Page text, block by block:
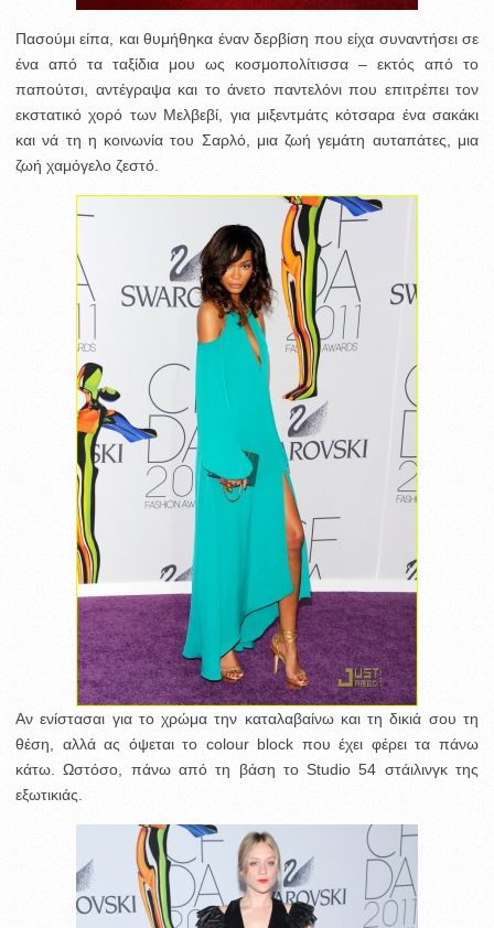
Πασούμι είπα, και θυμήθηκα έναν δερβίση που είχα συναντήσει σε
ένα από τα ταξίδια μου ως κοσμοπολίτισσα – εκτός από το
παπούτσι, αντέγραψα και το άνετο παντελόνι που επιτρέπει τον
εκστατικό χορό των Μελβεβί, για μιξεντμάτς κότσαρα ένα σακάκι
και νά τη η κοινωνία του Σαρλό, μια ζωή γεμάτη αυταπάτες, μια
ζωή χαμόγελο ζεστό.
Αν ενίστασαι για το χρώμα την καταλαβαίνω και τη δικιά σου τη
θέση, αλλά ας όψεται το colour block που έχει φέρει τα πάνω
κάτω. Ωστόσο, πάνω από τη βάση το Studio 54 στάιλινγκ της
εξωτικιάς.